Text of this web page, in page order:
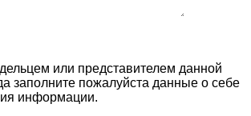
или представителем данной
заполните пожалуйста данные о себе
информации.